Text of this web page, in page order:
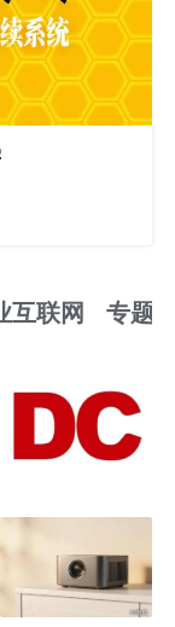
互联网 专题